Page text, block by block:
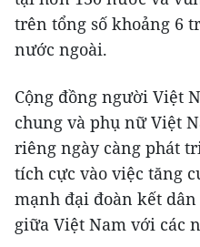
trên tổng số khoảng 6
nước ngoài.
Cộng đồng người Việt
chung và phụ nữ Việt
riêng ngày càng phát
tích cực vào việc tăng
mạnh đại đoàn kết
giữa Việt Nam với các